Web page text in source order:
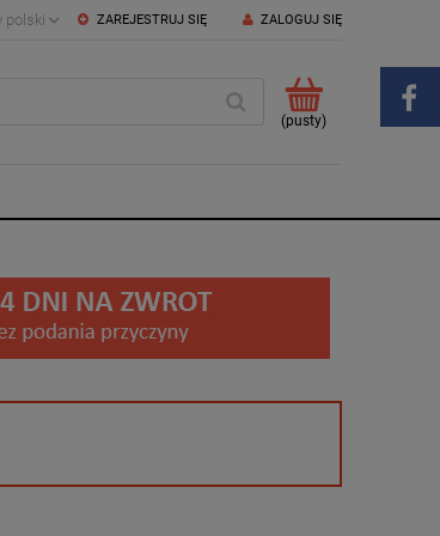
ZAREJESTRUJ SIĘ ZALOGUJ SIĘ
(pusty)